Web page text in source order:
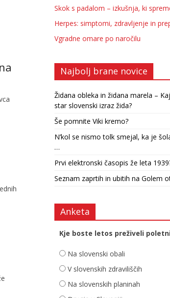
Skok s padalom – izkušnja, ki
Herpes: simptomi, zdravljenje in
Vgradne omare po naročilu
Najbolj brane novice
Židana obleka in židana marela –
star slovenski izraz žida?
Še pomnite Viki kremo?
N’kol se nismo tolk smejal, ka je
…
Prvi elektronski časopis že leta
Seznam zaprtih in ubitih na Golem
Anketa
Kje boste letos preživeli
Na slovenski obali
V slovenskih zdraviliščih
Na slovenskih planinah